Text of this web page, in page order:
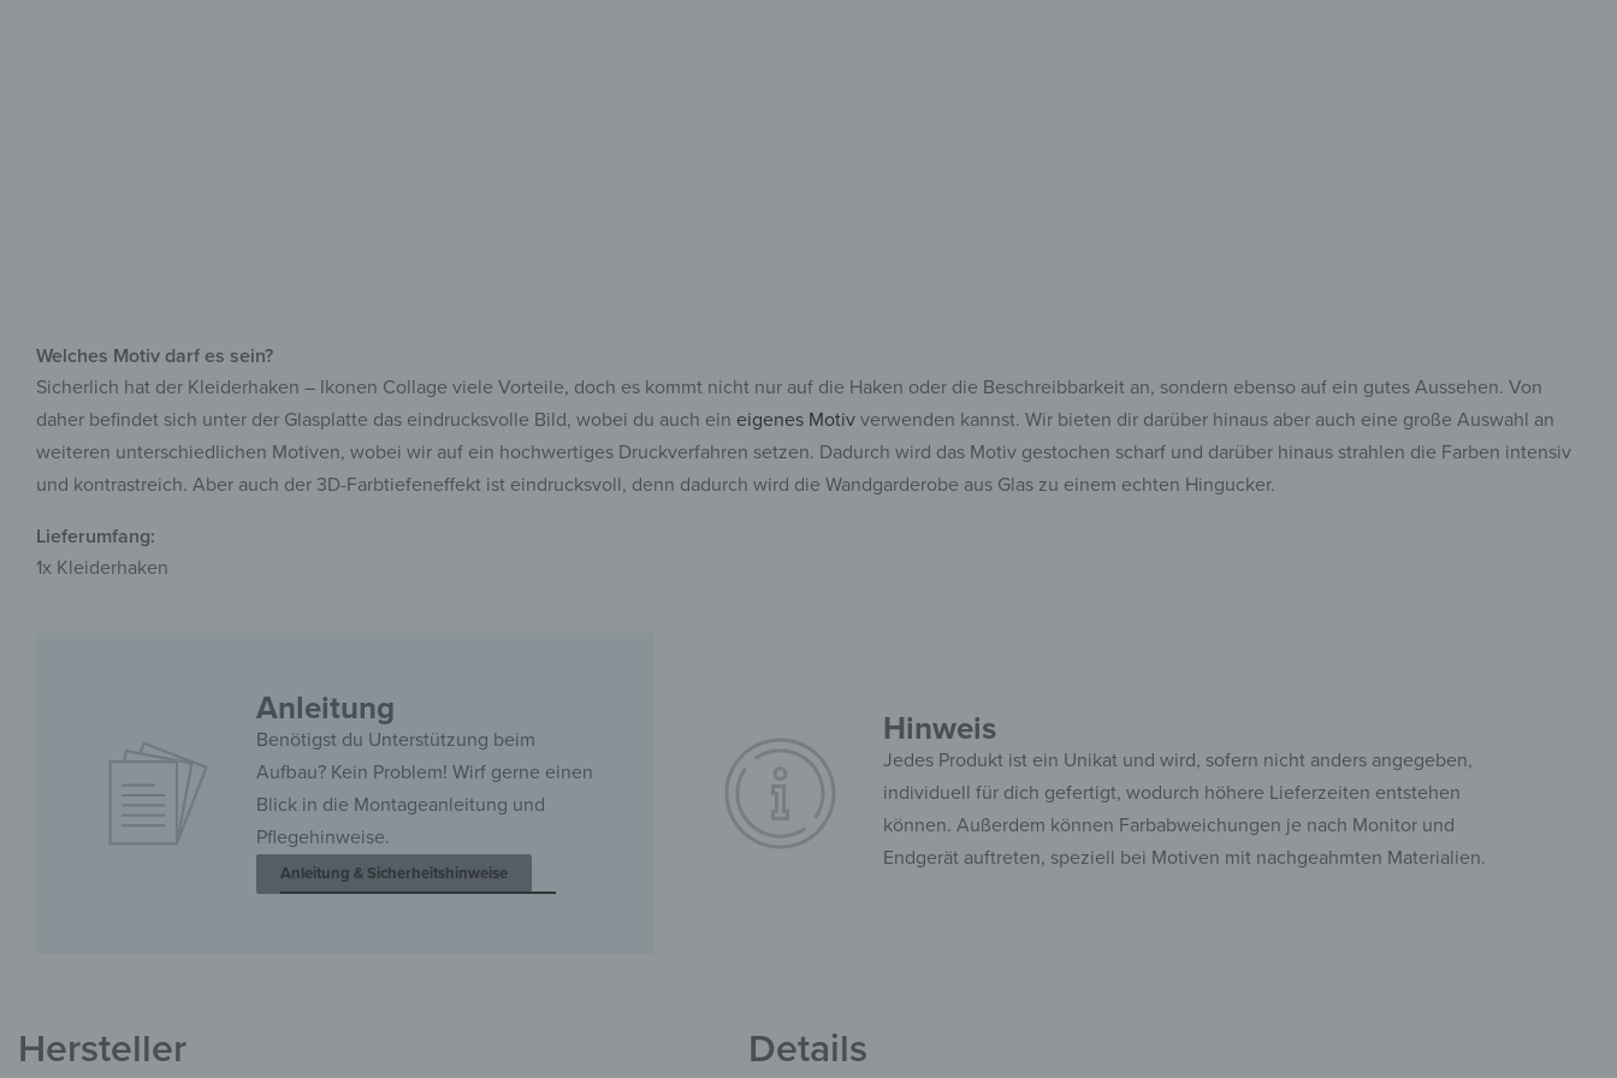
Welches Motiv darf es sein?
Sicherlich hat der Kleiderhaken – Ikonen Collage viele Vorteile, doch es kommt nicht nur auf die Haken oder die Beschreibbarkeit an, sondern ebenso auf ein gutes Aussehen. Von
daher befindet sich unter der Glasplatte das eindrucksvolle Bild, wobei du auch ein eigenes Motiv verwenden kannst. Wir bieten dir darüber hinaus aber auch eine große Auswahl an
weiteren unterschiedlichen Motiven, wobei wir auf ein hochwertiges Druckverfahren setzen. Dadurch wird das Motiv gestochen scharf und darüber hinaus strahlen die Farben intensiv
und kontrastreich. Aber auch der 3D-Farbtiefeneffekt ist eindrucksvoll, denn dadurch wird die Wandgarderobe aus Glas zu einem echten Hingucker.
Lieferumfang:
1x Kleiderhaken
Anleitung
Benötigst du Unterstützung beim
Aufbau? Kein Problem! Wirf gerne einen
Blick in die Montageanleitung und
Pflegehinweise.
Anleitung & Sicherheitshinweise
Hinweis
Jedes Produkt ist ein Unikat und wird, sofern nicht anders angegeben,
individuell für dich gefertigt, wodurch höhere Lieferzeiten entstehen
können. Außerdem können Farbabweichungen je nach Monitor und
Endgerät auftreten, speziell bei Motiven mit nachgeahmten Materialien.
Hersteller Details